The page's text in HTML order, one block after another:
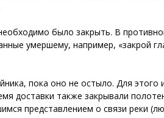
было закрыть. В
умершему, например, «закрой
пока оно не остыло. Для этого
доставки также закрывали
представлением о связи реки